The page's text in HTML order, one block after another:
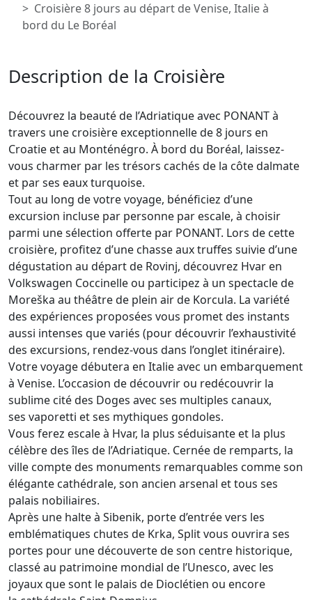
Croisière 8 jours au départ de Venise, Italie à
bord du Le Boréal
Description de la Croisière
Découvrez la beauté de l’Adriatique avec PONANT à
travers une croisière exceptionnelle de 8 jours en
Croatie et au Monténégro. À bord du Boréal, laissez-
vous charmer par les trésors cachés de la côte dalmate
et par ses eaux turquoise.
Tout au long de votre voyage, bénéficiez d’une
excursion incluse par personne par escale, à choisir
parmi une sélection offerte par PONANT. Lors de cette
croisière, profitez d’une chasse aux truffes suivie d’une
dégustation au départ de Rovinj, découvrez Hvar en
Volkswagen Coccinelle ou participez à un spectacle de
Moreška au théâtre de plein air de Korcula. La variété
des expériences proposées vous promet des instants
aussi intenses que variés (pour découvrir l’exhaustivité
des excursions, rendez-vous dans l’onglet itinéraire).
Votre voyage débutera en Italie avec un embarquement
à Venise. L’occasion de découvrir ou redécouvrir la
sublime cité des Doges avec ses multiples canaux,
ses vaporetti et ses mythiques gondoles.
Vous ferez escale à Hvar, la plus séduisante et la plus
célèbre des îles de l’Adriatique. Cernée de remparts, la
ville compte des monuments remarquables comme son
élégante cathédrale, son ancien arsenal et tous ses
palais nobiliaires.
Après une halte à Sibenik, porte d’entrée vers les
emblématiques chutes de Krka, Split vous ouvrira ses
portes pour une découverte de son centre historique,
classé au patrimoine mondial de l’Unesco, avec les
joyaux que sont le palais de Dioclétien ou encore